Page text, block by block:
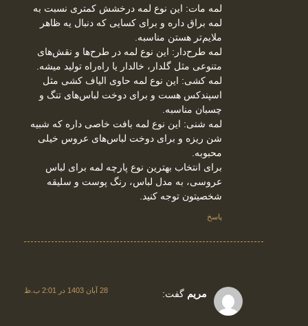
لمه مات: این نوع لمه درخشش کمتری نسبت به
لمه براق داره و برای کسایی که دنبال یه ظاهر
ملایم‌تر هستن مناسبه.
لمه طرح‌دار: این نوع لمه در طرح‌ها و نقش‌های
متنوعی مثل گلدار، خالدار یا راه‌راه تولید میشه.
لمه کشی: این نوع لمه حاوی الیاف کشی مثل
اسپندکس هست و برای دوخت لباس‌های تنگ و
چسبان مناسبه.
لمه شنی: این نوع لمه بافت خاصی داره که شبیه
شن ریزه و برای دوخت لباس‌های عروس خیلی
محبوبه.
برای انتخاب بهترین نوع پارچه لمه برای لباس
عروسی، به مدل لباس، رنگ پوست و سلیقه
شخصیتون توجه کنید.
پاسخ
مریم گفت: 28 آبان 1403 در 2:01 ب.ظ